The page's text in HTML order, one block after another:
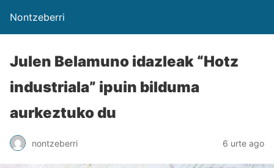
Nontzeberri
Julen Belamuno idazleak “Hotz
industriala” ipuin bilduma
aurkeztuko du
nontzeberri 6 urte ago